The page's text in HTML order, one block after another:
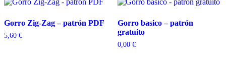
Gorro Zig-Zag – patrón PDF
5,60 €
Gorro basico – patrón
gratuito
0,00 €